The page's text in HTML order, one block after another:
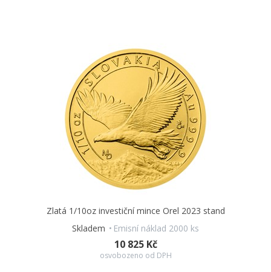
Zlatá 1/10oz investiční mince Orel 2023 stand
Skladem
Emisní náklad 2000 ks
10 825 Kč
osvobozeno od DPH